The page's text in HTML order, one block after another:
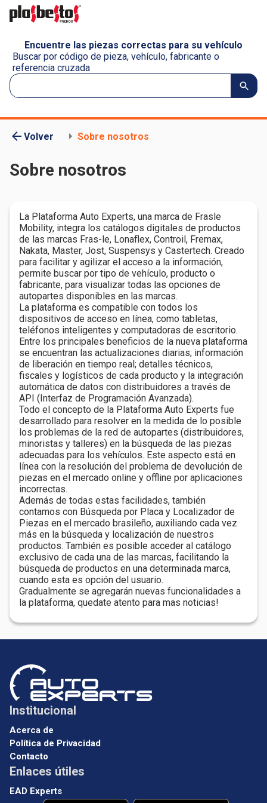
Encuentre las piezas correctas para su vehículo
Buscar por código de pieza, vehículo, fabricante o
referencia cruzada
Volver Sobre nosotros
Sobre nosotros
La Plataforma Auto Experts, una marca de Frasle
Mobility, integra los catálogos digitales de productos
de las marcas Fras-le, Lonaflex, Controil, Fremax,
Nakata, Master, Jost, Suspensys y Castertech. Creado
para facilitar y agilizar el acceso a la información,
permite buscar por tipo de vehículo, producto o
fabricante, para visualizar todas las opciones de
autopartes disponibles en las marcas.
La plataforma es compatible con todos los
dispositivos de acceso en línea, como tabletas,
teléfonos inteligentes y computadoras de escritorio.
Entre los principales beneficios de la nueva plataforma
se encuentran las actualizaciones diarias; información
de liberación en tiempo real; detalles técnicos,
fiscales y logísticos de cada producto y la integración
automática de datos con distribuidores a través de
API (Interfaz de Programación Avanzada).
Todo el concepto de la Plataforma Auto Experts fue
desarrollado para resolver en la medida de lo posible
los problemas de la red de autopartes (distribuidores,
minoristas y talleres) en la búsqueda de las piezas
adecuadas para los vehículos. Este aspecto está en
línea con la resolución del problema de devolución de
piezas en el mercado online y offline por aplicaciones
incorrectas.
Además de todas estas facilidades, también
contamos con Búsqueda por Placa y Localizador de
Piezas en el mercado brasileño, auxiliando cada vez
más en la búsqueda y localización de nuestros
productos. También es posible acceder al catálogo
exclusivo de cada una de las marcas, facilitando la
búsqueda de productos en una determinada marca,
cuando esta es opción del usuario.
Gradualmente se agregarán nuevas funcionalidades a
la plataforma, quedate atento para mas noticias!
Institucional
Acerca de
Política de Privacidad
Contacto
Enlaces útiles
EAD Experts